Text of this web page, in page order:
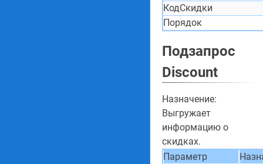
КодСкидки
Порядок
Подзапрос
Discount
Назначение:
Выгружает
информацию о
скидках.
Параметр